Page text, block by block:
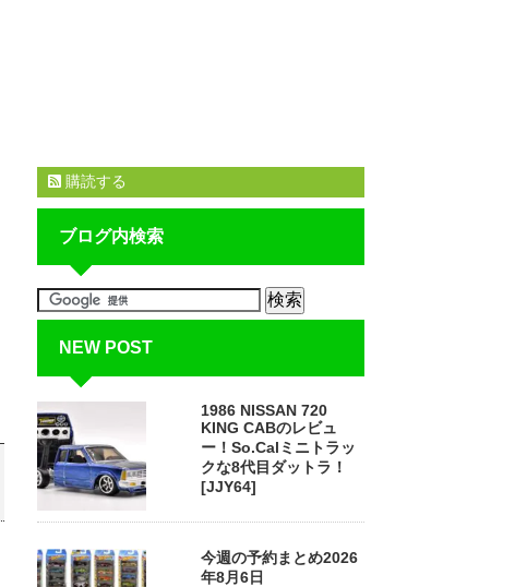
購読する
ブログ内検索
NEW POST
1986 NISSAN 720
KING CABのレビュ
ー！So.Calミニトラッ
クな8代目ダットラ！
[JJY64]
今週の予約まとめ2026
年8月6日